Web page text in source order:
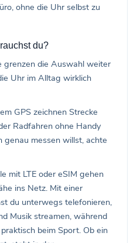
ohne die Uhr selbst zu
du?
grenzen die Auswahl weiter
Uhr im Alltag wirklich
GPS zeichnen Strecke
Radfahren ohne Handy
genau messen willst, achte
mit LTE oder eSIM gehen
ins Netz. Mit einer
du unterwegs telefonieren,
Musik streamen, während
beim Sport. Ob ein